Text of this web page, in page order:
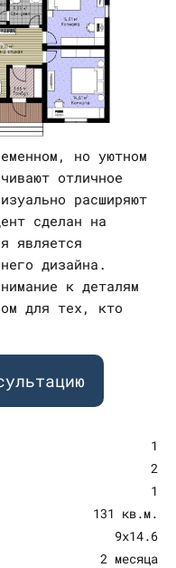
но уютном
отличное
расширяют
сделан на
является
дизайна.
к деталям
для тех, кто
1
2
1
131 кв.м.
9х14.6
2 месяца
с